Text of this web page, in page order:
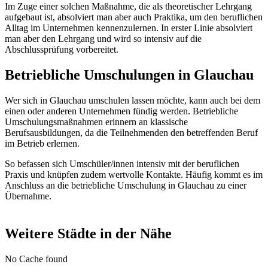
Im Zuge einer solchen Maßnahme, die als theoretischer Lehrgang
aufgebaut ist, absolviert man aber auch Praktika, um den beruflichen
Alltag im Unternehmen kennenzulernen. In erster Linie absolviert
man aber den Lehrgang und wird so intensiv auf die
Abschlussprüfung vorbereitet.
Betriebliche Umschulungen in Glauchau
Wer sich in Glauchau umschulen lassen möchte, kann auch bei dem
einen oder anderen Unternehmen fündig werden. Betriebliche
Umschulungsmaßnahmen erinnern an klassische
Berufsausbildungen, da die Teilnehmenden den betreffenden Beruf
im Betrieb erlernen.
So befassen sich Umschüler/innen intensiv mit der beruflichen
Praxis und knüpfen zudem wertvolle Kontakte. Häufig kommt es im
Anschluss an die betriebliche Umschulung in Glauchau zu einer
Übernahme.
Weitere Städte in der Nähe
No Cache found